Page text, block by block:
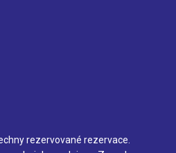
rezervované rezervace.